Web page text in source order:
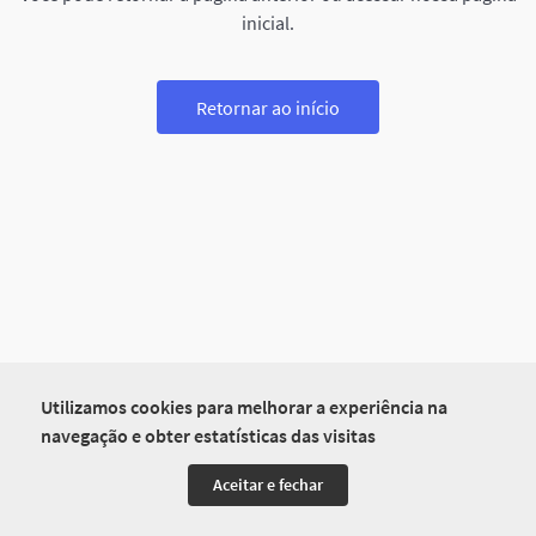
Utilizamos cookies para melhorar a experiência na
navegação e obter estatísticas das visitas
Aceitar e fechar
inicial.
Retornar ao início